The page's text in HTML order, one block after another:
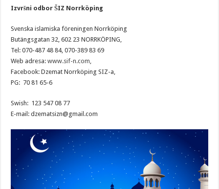
Izvršni odborŠIZ Norrköping
Svenska islamiska föreningen Norrköping
Butängsgatan 32, 602 23 NORRKÖPING,
Tel: 070-487 48 84, 070-389 83 69
Web adresa:www.sif-n.com,
Facebook: Dzemat Norrköping SIZ-a,
PG: 70 81 65-6
Swish: 123 547 08 77
E-mail: dzematsizn@gmail.com